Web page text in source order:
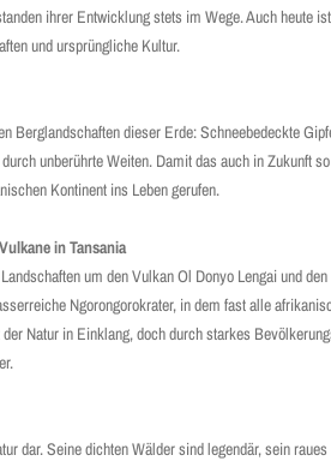
ihrer Entwicklung stets im Wege. Auch heute
und ursprüngliche Kultur.
Berglandschaften dieser Erde: Schneebedeckte
unberührte Weiten. Damit das auch in Zukunft
Kontinent ins Leben gerufen.
in Tansania
um den Vulkan Ol Donyo Lengai und
Ngorongorokrater, in dem fast alle
Natur in Einklang, doch durch starkes
dar. Seine dichten Wälder sind legendär, sein